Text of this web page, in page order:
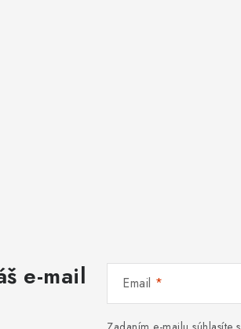
e-mail Email